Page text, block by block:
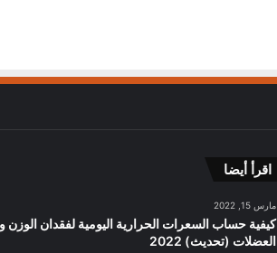
اقرأ أيضا
مارس 15, 2022
كيفية حساب السعرات الحرارية اليومية لفقدان الوزن
العضلات (تحديث) 2022